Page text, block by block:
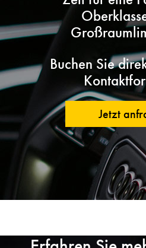
Buchen Sie
Jetzt